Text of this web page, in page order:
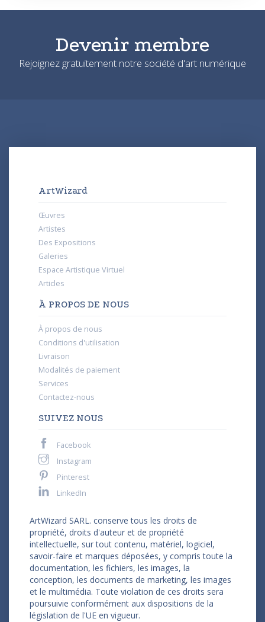
Devenir membre
Rejoignez gratuitement notre société d'art numérique
ArtWizard
Œuvres
Artistes
Des Expositions
Galeries
Espace Artistique Virtuel
Articles
À PROPOS DE NOUS
À propos de nous
Conditions d'utilisation
Livraison
Modalités de paiement
Services
Contactez-nous
SUIVEZ NOUS
Facebook
Instagram
Pinterest
LinkedIn
ArtWizard SARL. conserve tous les droits de
propriété, droits d'auteur et de propriété
intellectuelle, sur tout contenu, matériel, logiciel,
savoir-faire et marques déposées, y compris toute la
documentation, les fichiers, les images, la
conception, les documents de marketing, les images
et le multimédia. Toute violation de ces droits sera
poursuivie conformément aux dispositions de la
législation de l'UE en vigueur.